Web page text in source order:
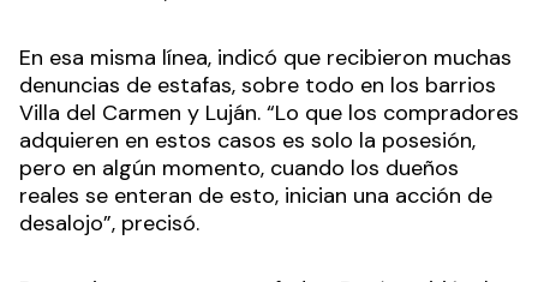
En esa misma línea, indicó que recibieron muchas
denuncias de estafas, sobre todo en los barrios
Villa del Carmen y Luján. “Lo que los compradores
adquieren en estos casos es solo la posesión,
pero en algún momento, cuando los dueños
reales se enteran de esto, inician una acción de
desalojo”, precisó.